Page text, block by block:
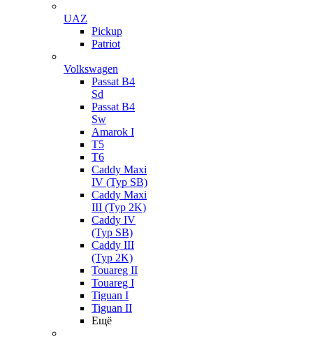
UAZ
Pickup
Patriot
Volkswagen
Passat B4
Sd
Passat B4
Sw
Amarok I
T5
T6
Caddy Maxi
IV (Typ SB)
Caddy Maxi
III (Typ 2K)
Caddy IV
(Typ SB)
Caddy III
(Typ 2K)
Touareg II
Touareg I
Tiguan I
Tiguan II
Ещё